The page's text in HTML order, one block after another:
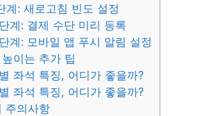
계: 새로고침 빈도 설정
계: 결제 수단 미리 등록
계: 모바일 앱 푸시 알림 설정
이는 추가 팁
좌석 특징, 어디가 좋을까?
좌석 특징, 어디가 좋을까?
주의사항